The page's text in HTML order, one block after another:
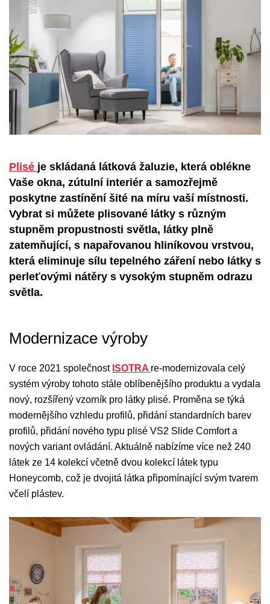
Plisé je skládaná látková žaluzie, která oblékne
Vaše okna, zútulní interiér a samozřejmě
poskytne zastínění šité na míru vaší místnosti.
Vybrat si můžete plisované látky s různým
stupněm propustnosti světla, látky plně
zatemňující, s napařovanou hliníkovou vrstvou,
která eliminuje sílu tepelného záření nebo látky s
perleťovými nátěry s vysokým stupněm odrazu
světla.
Modernizace výroby
V roce 2021 společnost ISOTRA re-modernizovala celý
systém výroby tohoto stále oblíbenějšího produktu a vydala
nový, rozšířený vzorník pro látky plisé. Proměna se týká
modernějšího vzhledu profilů, přidání standardních barev
profilů, přidání nového typu plisé VS2 Slide Comfort a
nových variant ovládání. Aktuálně nabízíme více než 240
látek ze 14 kolekcí včetně dvou kolekcí látek typu
Honeycomb, což je dvojitá látka připomínající svým tvarem
včelí plástev.